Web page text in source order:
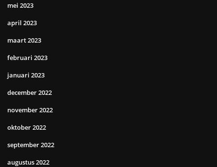
mei 2023
april 2023
maart 2023
februari 2023
januari 2023
december 2022
november 2022
oktober 2022
september 2022
augustus 2022